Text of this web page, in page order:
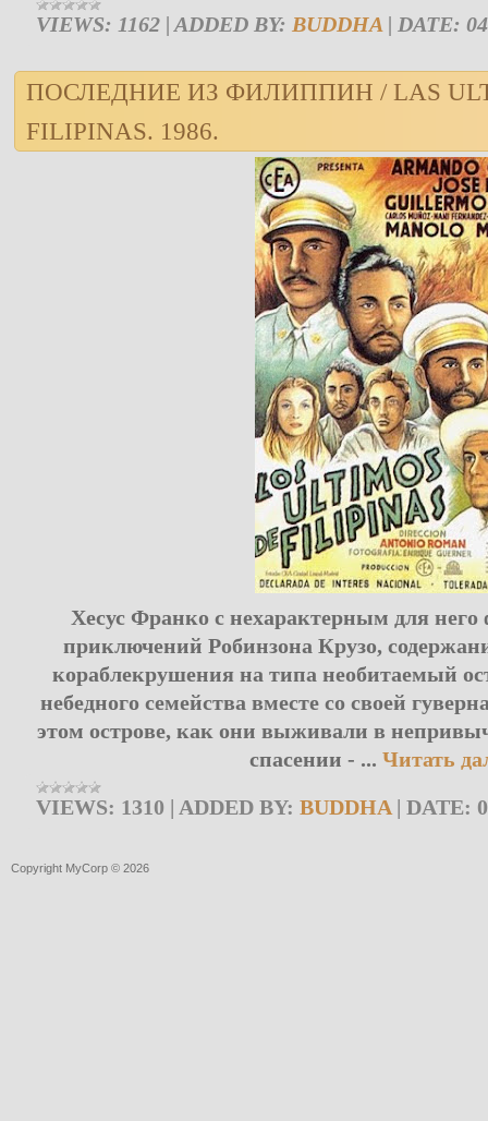
VIEWS: 1162 ADDED BY: BUDDHA DATE:
ПОСЛЕДНИЕ ИЗ ФИЛИППИН / LAS
FILIPINAS. 1986.
Хесус Франко с нехарактерным для
приключений Робинзона Крузо,
кораблекрушения на типа необитаемый
небедного семейства вместе со своей
этом острове, как они выживали в
спасении - ... Читать
VIEWS: 1310 ADDED BY: BUDDHA DATE:
Copyright MyCorp © 2026